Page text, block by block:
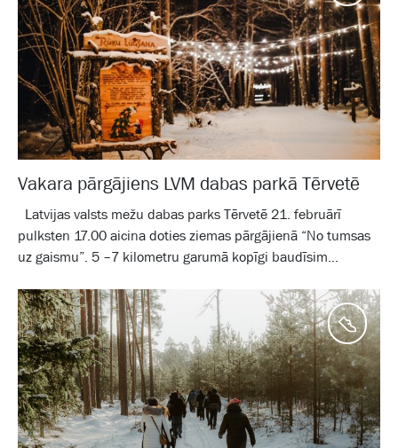
Vakara pārgājiens LVM dabas parkā Tērvetē
Latvijas valsts mežu dabas parks Tērvetē 21. februārī
pulksten 17.00 aicina doties ziemas pārgājienā “No tumsas
uz gaismu”. 5 –7 kilometru garumā kopīgi baudīsim...